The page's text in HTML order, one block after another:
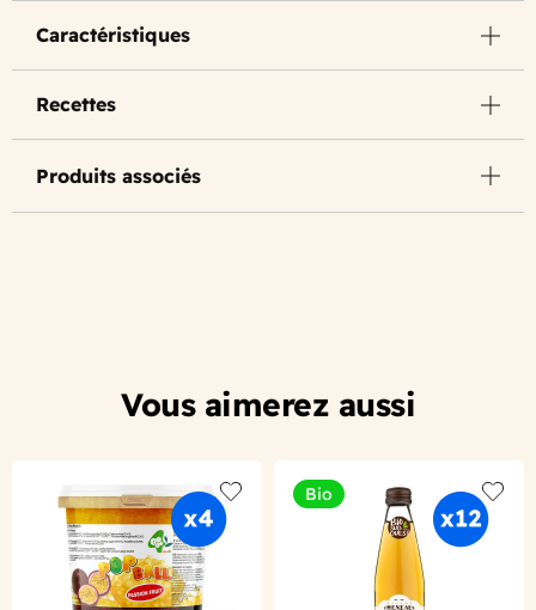
Caractéristiques
Recettes
Produits associés
Vous aimerez aussi
Add to wishlist
Bio
Add